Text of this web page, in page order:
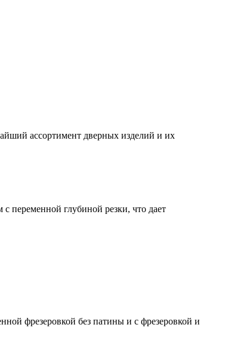
ассортимент дверных изделий и их
переменной глубиной резки, что дает
фрезеровкой без патины и с фрезеровкой и